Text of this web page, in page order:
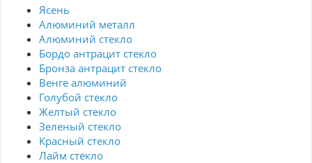
Ясень
Алюминий металл
Алюминий стекло
Бордо антрацит стекло
Бронза антрацит стекло
Венге алюминий
Голубой стекло
Желтый стекло
Зеленый стекло
Красный стекло
Лайм стекло